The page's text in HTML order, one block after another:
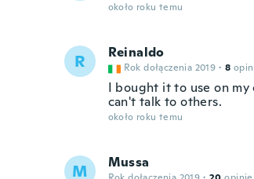
około roku temu
R Reinaldo
Rok dołączenia 2019 · 8
I bought it to use on
can't talk to others.
około roku temu
M Mussa